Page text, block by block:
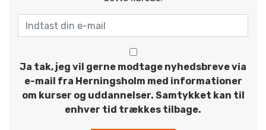
Ja tak, jeg vil gerne modtage nyhedsbreve via
e-mail fra Herningsholm med informationer
om kurser og uddannelser. Samtykket kan til
enhver tid trækkes tilbage.